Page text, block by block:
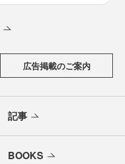
広告掲載のご案内
記事
BOOKS